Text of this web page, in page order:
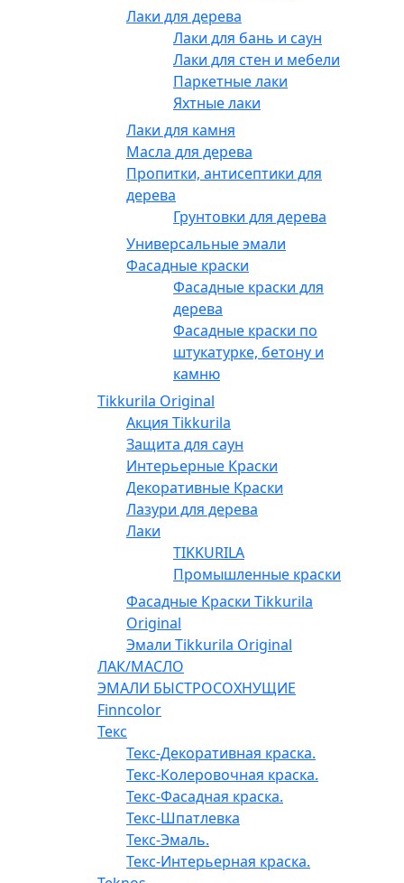
Лаки для дерева
Лаки для бань и саун
Лаки для стен и мебели
Паркетные лаки
Яхтные лаки
Лаки для камня
Масла для дерева
Пропитки, антисептики для
дерева
Грунтовки для дерева
Универсальные эмали
Фасадные краски
Фасадные краски для
дерева
Фасадные краски по
штукатурке, бетону и
камню
Tikkurila Original
Акция Tikkurila
Защита для саун
Интерьерные Краски
Декоративные Краски
Лазури для дерева
Лаки
TIKKURILA
Промышленные краски
Фасадные Краски Tikkurila
Original
Эмали Tikkurila Original
ЛАК/МАСЛО
ЭМАЛИ БЫСТРОСОХНУЩИЕ
Finncolor
Текс
Текс-Декоративная краска.
Текс-Колеровочная краска.
Текс-Фасадная краска.
Текс-Шпатлевка
Текс-Эмаль.
Текс-Интерьерная краска.